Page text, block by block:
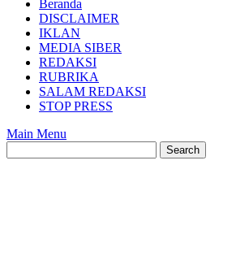
Beranda
DISCLAIMER
IKLAN
MEDIA SIBER
REDAKSI
RUBRIKA
SALAM REDAKSI
STOP PRESS
Main Menu